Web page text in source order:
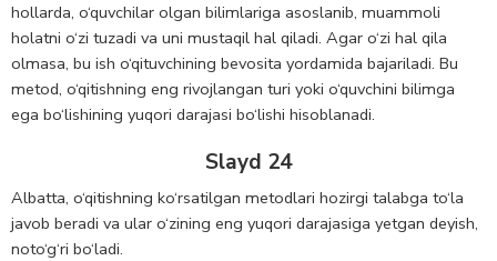
hollarda, o‘quvchilar olgan bilimlariga asoslanib, muammoli
holatni o‘zi tuzadi va uni mustaqil hal qiladi. Agar o‘zi hal qila
olmasa, bu ish o‘qituvchining bevosita yordamida bajariladi. Bu
metod, o‘qitishning eng rivojlangan turi yoki o‘quvchini bilimga
ega bo‘lishining yuqori darajasi bo‘lishi hisoblanadi.
Slayd 24
Albatta, o‘qitishning ko‘rsatilgan metodlari hozirgi talabga to‘la
javob beradi va ular o‘zining eng yuqori darajasiga yetgan deyish,
noto‘g‘ri bo‘ladi.